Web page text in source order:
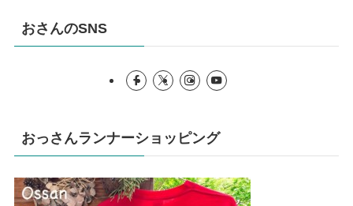
おさんのSNS
おっさんランナーショッピング